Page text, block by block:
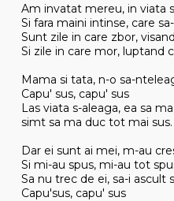
Am invatat mereu, in viata
Si fara maini intinse, care
Sunt zile in care zbor,
Si zile in care mor, luptand
Mama si tata, n-o sa-
Capu' sus, capu' sus
Las viata s-aleaga, ea sa
simt sa ma duc tot mai sus.
Dar ei sunt ai mei, m-au
Si mi-au spus, mi-au tot
Sa nu trec de ei, sa-i ascult
Capu'sus, capu' sus